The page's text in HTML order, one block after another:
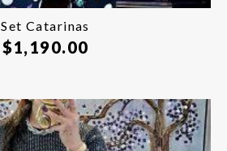
Set Catarinas
$1,190.00